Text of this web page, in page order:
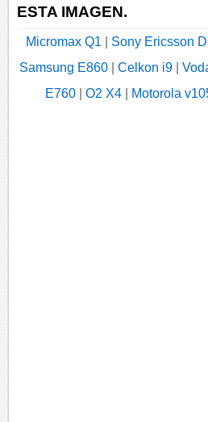
ESTA IMAGEN.
Micromax Q1 Sony Ericsson
Samsung E860
Celkon i9
E760| O2 X4| Motorola